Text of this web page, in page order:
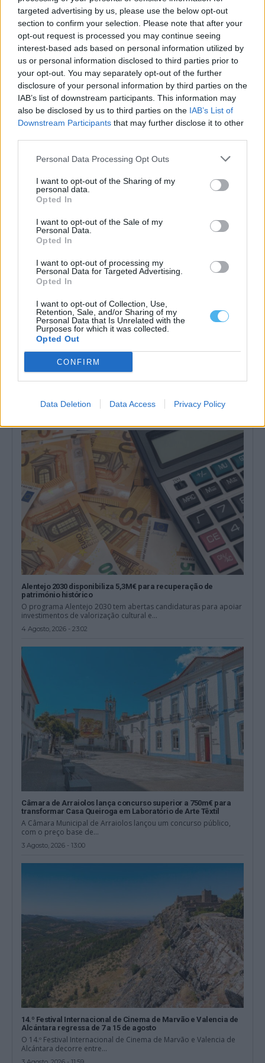
targeted advertising by us, please use the below opt-out
section to confirm your selection. Please note that after your
opt-out request is processed you may continue seeing
interest-based ads based on personal information utilized by
us or personal information disclosed to third parties prior to
your opt-out. You may separately opt-out of the further
disclosure of your personal information by third parties on the
IAB’s list of downstream participants. This information may
also be disclosed by us to third parties on the IAB’s List of
Downstream Participants that may further disclose it to other
Personal Data Processing Opt Outs
I want to opt-out of the Sharing of my
personal data.
Opted In
I want to opt-out of the Sale of my
Personal Data.
Opted In
I want to opt-out of processing my
Personal Data for Targeted Advertising.
Opted In
I want to opt-out of Collection, Use,
Retention, Sale, and/or Sharing of my
Personal Data that Is Unrelated with the
Purposes for which it was collected.
Opted Out
CONFIRM
Data Deletion Data Access Privacy Policy
Granja
Mourão, com quatro espetáculos...
6 Agosto, 2026 - 14:24
Instituto Cultural de Évora promove fichas pedagógicas
promovem o Ciclo de...
Alentejo 2030 disponibiliza 5,3M€ para recuperação de
património histórico
O programa Alentejo 2030 tem abertas candidaturas para apoiar
investimentos de valorização cultural e...
4 Agosto, 2026 - 23:02
Câmara de Arraiolos lança concurso superior a 750m€ para
transformar Casa Queiroga em Laboratório de Arte Têxtil
A Câmara Municipal de Arraiolos lançou um concurso público,
com o preço base de...
3 Agosto, 2026 - 13:00
14.º Festival Internacional de Cinema de Marvão e Valencia de
Alcántara regressa de 7 a 15 de agosto
O 14.º Festival Internacional de Cinema de Marvão e Valencia de
Alcántara decorre entre...